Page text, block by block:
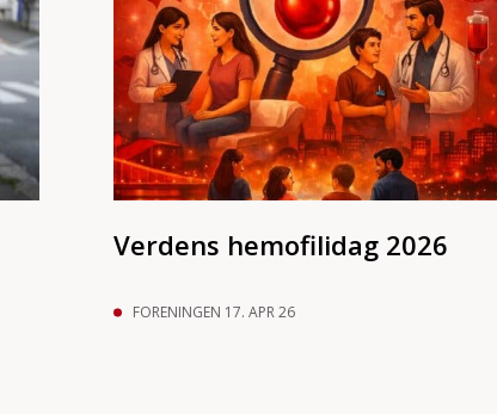
Verdens hemofilidag 2026
FORENINGEN 17. APR 26